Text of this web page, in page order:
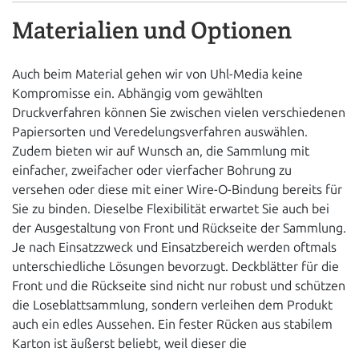
Materialien und Optionen
Auch beim Material gehen wir von Uhl-Media keine
Kompromisse ein. Abhängig vom gewählten
Druckverfahren können Sie zwischen vielen verschiedenen
Papiersorten und Veredelungsverfahren auswählen.
Zudem bieten wir auf Wunsch an, die Sammlung mit
einfacher, zweifacher oder vierfacher Bohrung zu
versehen oder diese mit einer Wire-O-Bindung bereits für
Sie zu binden. Dieselbe Flexibilität erwartet Sie auch bei
der Ausgestaltung von Front und Rückseite der Sammlung.
Je nach Einsatzzweck und Einsatzbereich werden oftmals
unterschiedliche Lösungen bevorzugt. Deckblätter für die
Front und die Rückseite sind nicht nur robust und schützen
die Loseblattsammlung, sondern verleihen dem Produkt
auch ein edles Aussehen. Ein fester Rücken aus stabilem
Karton ist äußerst beliebt, weil dieser die